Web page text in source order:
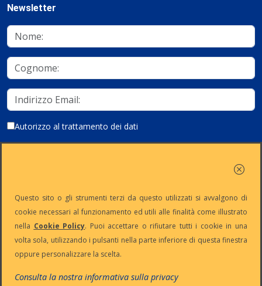
Newsletter
Autorizzo al trattamento dei dati
Partita Iva:
IT13383650150
Capitale
Sociale: €
10.500 i.v.
Iscrizione
REA n° MI-
Reg. Imp. n°
MI-2001-
: digiway@legalmail.it
Questo sito o gli strumenti terzi da questo utilizzati si avvalgono di
cookie necessari al funzionamento ed utili alle finalità come illustrato
nella Cookie Policy. Puoi accettare o rifiutare tutti i cookie in una
volta sola, utilizzando i pulsanti nella parte inferiore di questa finestra
oppure personalizzare la scelta.
Consulta la nostra informativa sulla privacy